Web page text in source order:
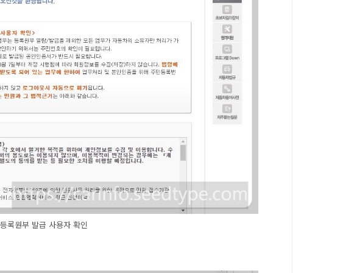
록원부 발급 사용자 확인